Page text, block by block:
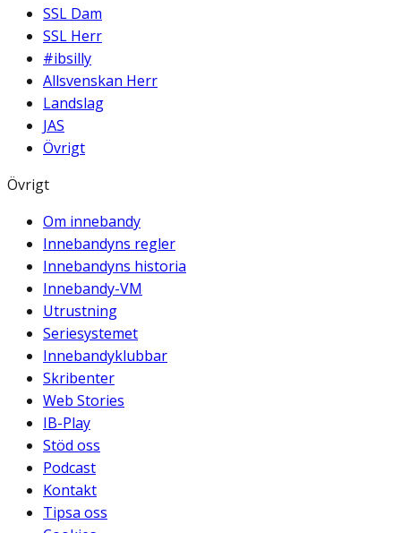
SSL Dam
SSL Herr
#ibsilly
Allsvenskan Herr
Landslag
JAS
Övrigt
Övrigt
Om innebandy
Innebandyns regler
Innebandyns historia
Innebandy-VM
Utrustning
Seriesystemet
Innebandyklubbar
Skribenter
Web Stories
IB-Play
Stöd oss
Podcast
Kontakt
Tipsa oss